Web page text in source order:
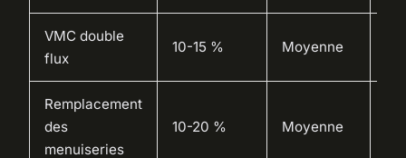
VMC double
flux
10-15 % Moyenne
Remplacement
des
menuiseries
10-20 % Moyenne